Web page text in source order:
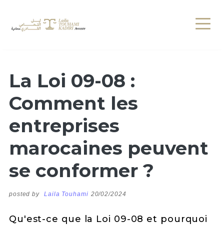
La Loi 09-08 :
Comment les
entreprises
marocaines peuvent
se conformer ?
posted by Laila Touhami 20/02/2024
Qu'est-ce que la Loi 09-08 et pourquoi